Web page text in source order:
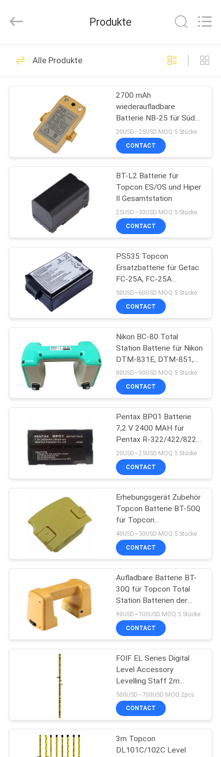
HAUS
PRODUKTE
FABRIK-
AUSFLUG
QUALITÄTSKONTROLLE
TRETEN
UNS
VERBINDUNG
FORDERN
ZITAT
SITEMAP
POLICY
Co.,Ltd.
Vermessensreflektor-
Prisma
23
Übersicht Mini Prism
33
360 Grad-Prisma
13
Tachymeterprisma
11
Prisma Pole Bipod
11
teleskopischer
Pfosten der
Kohlenstofffaser
11
Teleskopisches
Planierenpersonal
Produkte
Alle Produkte
2700 mAh
wiederaufladbare
Batterie NB-25 für Süd-
Vermessungsgeräte
Gesamtstation NTS-360
20USD~25USD MOQ:5 Stücke
CONTACT
BT-L2 Batterie für
Topcon ES/OS und Hiper
II Gesamtstation
25USD~30USD MOQ:5 Stücke
CONTACT
PS535 Topcon
Ersatzbatterie für Getac
FC-25A, FC-25A
Datensammler, PS535
Datensammler
50USD~60USD MOQ:5 Stücke
CONTACT
Nikon BC-80 Total
Station Batterie für Nikon
DTM-831E, DTM-851,
DTM-800, DTM-531E,
DTM-530, DTM-532,
DTM-552
80USD~90USD MOQ:5 Stücke
CONTACT
Pentax BP01 Batterie
7,2 V 2400 MAH für
Pentax R-322/422/822
verwendet
20USD~25USD MOQ:5 Stücke
CONTACT
Erhebungsgerät Zubehör
Topcon Batterie BT-50Q
für Topcon
Gesamtstation GTS 600-
Serie
40USD~50USD MOQ:5 Stücke
CONTACT
Aufladbare Batterie BT-
30Q für Topcon Total
Station Batterien der
Serie GTS700
90USD~100USD MOQ:5 Stücke
CONTACT
FOIF EL Series Digital
Level Accessory
Levelling Staff 2m
Manganese Rods With
High Accuracy
500USD~700USD MOQ:2pcs
CONTACT
3m Topcon
DL101C/102C Level